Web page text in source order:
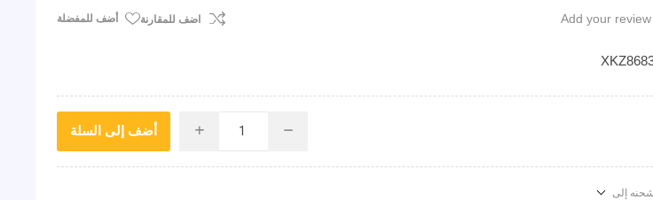
Add your review اضف للمقارنة أضف للمفضلة
i h أضف إلى السلة
شحنه إلى